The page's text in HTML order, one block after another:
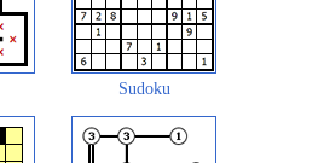
Sudoku